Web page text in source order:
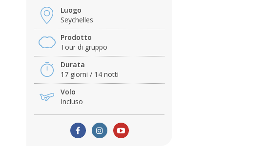
Luogo
Seychelles
Prodotto
Tour di gruppo
Durata
17 giorni / 14 notti
Volo
Incluso